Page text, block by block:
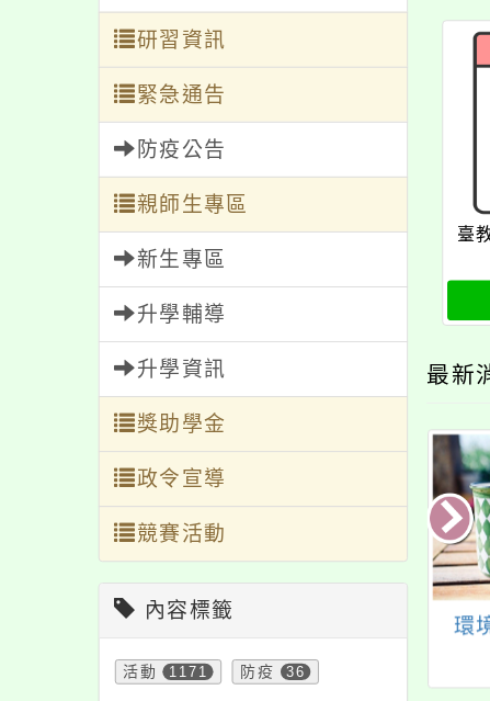
研習資訊
緊急通告
防疫公告
親師生專區
新生專區
升學輔導
升學資訊
獎助學金
政令宣導
競賽活動
內容標籤
活動 1171 防疫 36
臺
最新
教署辦理2023
統教育獎獲獎
故事：生命鬥
主旨：有關雲林縣公
誠國小辦理第十一屆
公誠盃全國書法比賽
環